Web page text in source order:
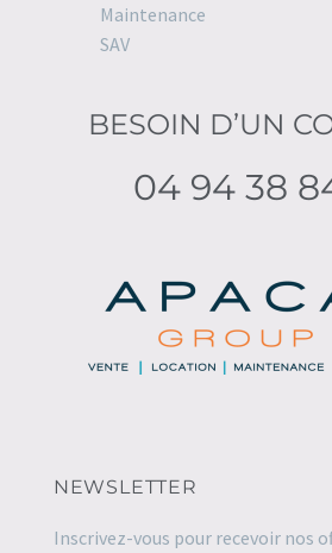
Maintenance
SAV
BESOIN D’UN
04 94 38
NEWSLETTER
Inscrivez-vous pour recevoir nos